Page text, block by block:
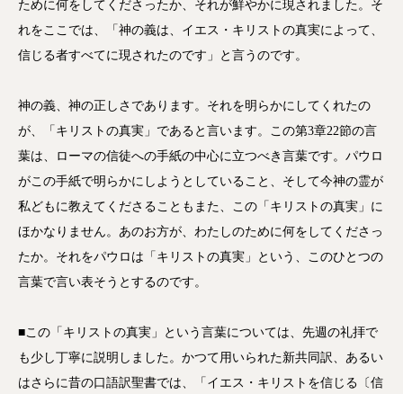
ために何をしてくださったか、それが鮮やかに現されました。そ
れをここでは、「神の義は、イエス・キリストの真実によって、
信じる者すべてに現されたのです」と言うのです。
神の義、神の正しさであります。それを明らかにしてくれたの
が、「キリストの真実」であると言います。この第3章22節の言
葉は、ローマの信徒への手紙の中心に立つべき言葉です。パウロ
がこの手紙で明らかにしようとしていること、そして今神の霊が
私どもに教えてくださることもまた、この「キリストの真実」に
ほかなりません。あのお方が、わたしのために何をしてくださっ
たか。それをパウロは「キリストの真実」という、このひとつの
言葉で言い表そうとするのです。
■この「キリストの真実」という言葉については、先週の礼拝で
も少し丁寧に説明しました。かつて用いられた新共同訳、あるい
はさらに昔の口語訳聖書では、「イエス・キリストを信じる〔信